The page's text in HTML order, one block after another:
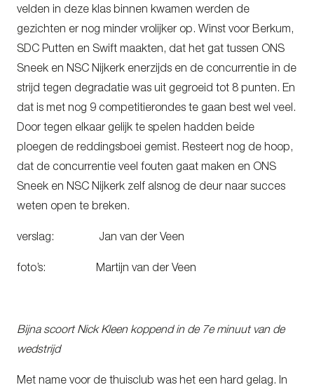
velden in deze klas binnen kwamen werden de
gezichten er nog minder vrolijker op. Winst voor Berkum,
SDC Putten en Swift maakten, dat het gat tussen ONS
Sneek en NSC Nijkerk enerzijds en de concurrentie in de
strijd tegen degradatie was uit gegroeid tot 8 punten. En
dat is met nog 9 competitierondes te gaan best wel veel.
Door tegen elkaar gelijk te spelen hadden beide
ploegen de reddingsboei gemist. Resteert nog de hoop,
dat de concurrentie veel fouten gaat maken en ONS
Sneek en NSC Nijkerk zelf alsnog de deur naar succes
weten open te breken.
verslag: Jan van der Veen
foto’s: Martijn van der Veen
Bijna scoort Nick Kleen koppend in de 7e minuut van de
wedstrijd
Met name voor de thuisclub was het een hard gelag. In